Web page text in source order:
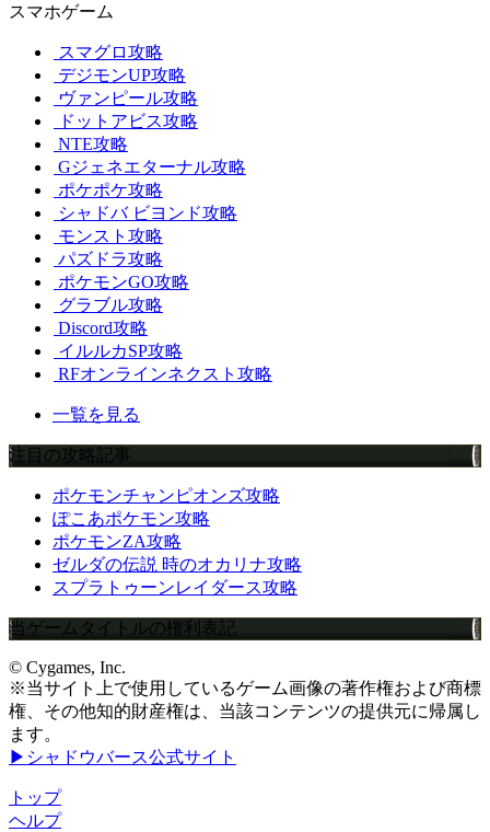
スマホゲーム
スマグロ攻略
デジモンUP攻略
ヴァンピール攻略
ドットアビス攻略
NTE攻略
Gジェネエターナル攻略
ポケポケ攻略
シャドバ ビヨンド攻略
モンスト攻略
パズドラ攻略
ポケモンGO攻略
グラブル攻略
Discord攻略
イルルカSP攻略
RFオンラインネクスト攻略
一覧を見る
注目の攻略記事
ポケモンチャンピオンズ攻略
ぽこあポケモン攻略
ポケモンZA攻略
ゼルダの伝説 時のオカリナ攻略
スプラトゥーンレイダース攻略
当ゲームタイトルの権利表記
© Cygames, Inc.
※当サイト上で使用しているゲーム画像の著作権および商標
権、その他知的財産権は、当該コンテンツの提供元に帰属し
ます。
▶シャドウバース公式サイト
トップ
ヘルプ